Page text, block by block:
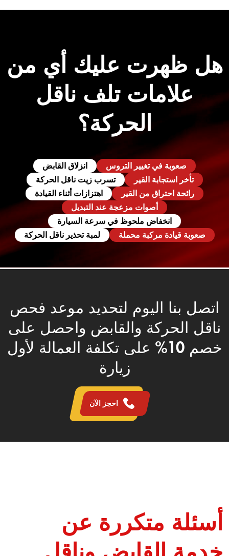
هل ظهرت عليك أي من
علامات تلف ناقل
الحركة؟
صعوبة في تغيير التروس
انزلاق القابض
تأخر استجابة القير
تسرب زيت ناقل الحركة
رائحة احتراق من القير
اهتزازات أثناء القيادة
أصوات مزعجة عند التبديل
انخفاض ملحوظ في سرعة السيارة
صعوبة قيادة مركبة محملة
لمبة تحذير ناقل الحركة
اتصل بنا اليوم لتحديد موعد فحص
ناقل الحركة والقابض واحصل على
خصم 10% على تكلفة العمالة لأول
زيارة
احجز الآن
أسئلة متكررة عن
خدمة القابض وناقل